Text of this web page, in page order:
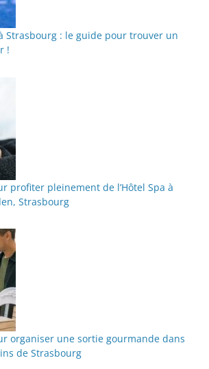
Strasbourg : le guide pour trouver un
!
profiter pleinement de l’Hôtel Spa à
Strasbourg
organiser une sortie gourmande dans
de Strasbourg